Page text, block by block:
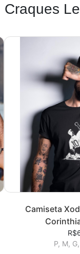
Craques
Camiseta
P, M,